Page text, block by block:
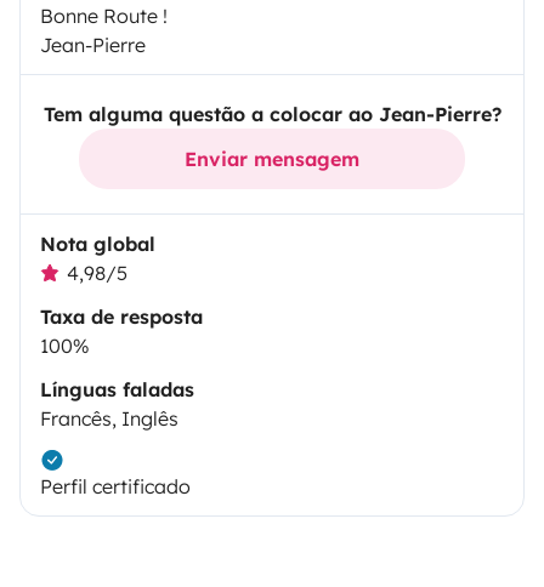
Bonne Route !
Jean-Pierre
Tem alguma questão a colocar ao Jean-Pierre?
Enviar mensagem
Nota global
4,98/5
Taxa de resposta
100%
Línguas faladas
Francês, Inglês
Perfil certificado